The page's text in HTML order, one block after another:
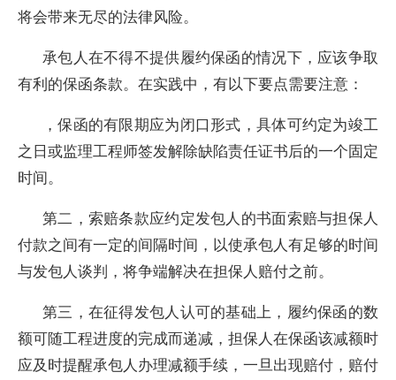
将会带来无尽的法律风险。
承包人在不得不提供履约保函的情况下，应该争取
有利的保函条款。在实践中，有以下要点需要注意：
，保函的有限期应为闭口形式，具体可约定为竣工
之日或监理工程师签发解除缺陷责任证书后的一个固定
时间。
第二，索赔条款应约定发包人的书面索赔与担保人
付款之间有一定的间隔时间，以使承包人有足够的时间
与发包人谈判，将争端解决在担保人赔付之前。
第三，在征得发包人认可的基础上，履约保函的数
额可随工程进度的完成而递减，担保人在保函该减额时
应及时提醒承包人办理减额手续，一旦出现赔付，赔付